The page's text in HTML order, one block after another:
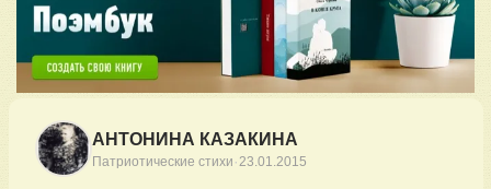
АНТОНИНА КАЗАКИНА
Патриотические стихи ·23.01.2015